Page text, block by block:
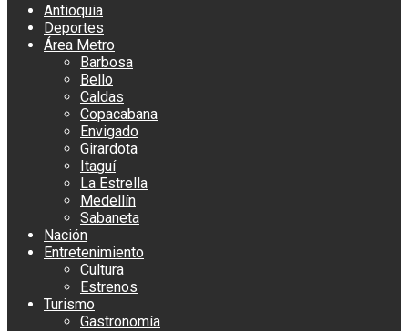
Antioquia
Deportes
Área Metro
Barbosa
Bello
Caldas
Copacabana
Envigado
Girardota
Itaguí
La Estrella
Medellín
Sabaneta
Nación
Entretenimiento
Cultura
Estrenos
Turismo
Gastronomía